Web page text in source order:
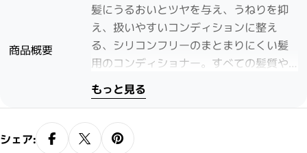
ハカ種子油・シア脂・スイカ種子油・グ
ルコン酸Ｎａ・ヒマワリ種子油・トコフ
ェロール・ソルビン酸Ｋ・香料
商品概要
髪にうるおいとツヤを与え、うねりを抑
え、扱いやすいコンディションに整え
る、シリコンフリーのまとまりにくい髪
用のコンディショナー。すべての髪質や
質感の髪を湿気から守りながら、なめら
かで艶やかに仕上げます。
もっと見る
シェア: